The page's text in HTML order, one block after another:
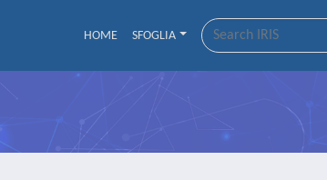
HOME SFOGLIA